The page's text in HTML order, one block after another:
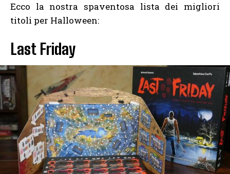
Ecco la nostra spaventosa lista dei migliori
titoli per Halloween:
Last Friday